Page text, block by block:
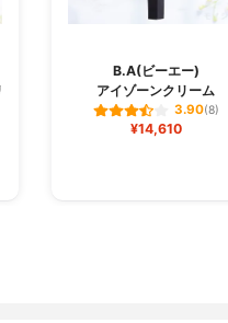
B.A(ビーエー)
アイゾーンクリーム
3.90(8)
¥14,610